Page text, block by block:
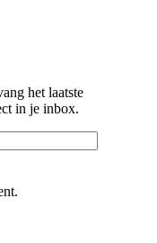
het laatste
in je inbox.